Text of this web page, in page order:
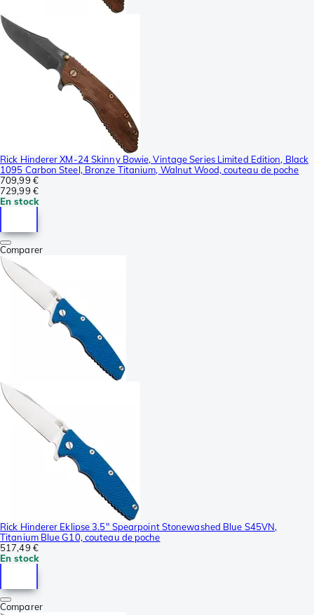
Rick Hinderer XM-24 Skinny Bowie, Vintage Series Limited Edition, Black
1095 Carbon Steel, Bronze Titanium, Walnut Wood, couteau de poche
709,99 €
729,99 €
En stock
Comparer
Rick Hinderer Eklipse 3.5" Spearpoint Stonewashed Blue S45VN,
Titanium Blue G10, couteau de poche
517,49 €
En stock
Comparer